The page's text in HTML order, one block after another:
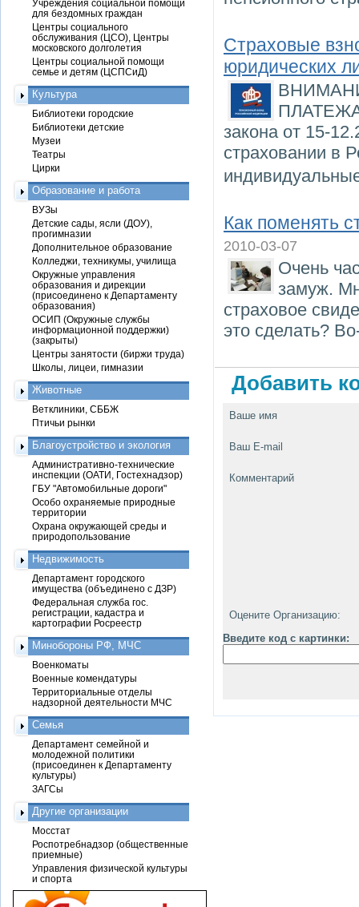
Страховые
юридических
ПЛАТЕЖА
закона от 15-
страховании в
Как поменять
2010-03-07
Очень
замуж.
страховое
это сделать?
Добавить
Ваше имя
Ваш E-mail
Комментарий
Оцените Организацию:
Введите код с картинки:
Учреждения социальной помощи
для бездомных граждан
Центры социального
обслуживания (ЦСО), Центры
московского долголетия
Центры социальной помощи
семье и детям (ЦСПСиД)
Культура
Библиотеки городские
Библиотеки детские
Музеи
Театры
Цирки
Образование и работа
ВУЗы
Детские сады, ясли (ДОУ),
прогимназии
Дополнительное образование
Колледжи, техникумы, училища
Окружные управления
образования и дирекции
(присоединено к Департаменту
образования)
ОСИП (Окружные службы
информационной поддержки)
(закрыты)
Центры занятости (биржи труда)
Школы, лицеи, гимназии
Животные
Ветклиники, СББЖ
Птичьи рынки
Благоустройство и экология
Административно-технические
инспекции (ОАТИ, Гостехнадзор)
ГБУ "Автомобильные дороги"
Особо охраняемые природные
территории
Охрана окружающей среды и
природопользование
Недвижимость
Департамент городского
имущества (объединено с ДЗР)
Федеральная служба гос.
регистрации, кадастра и
картографии Росреестр
Минобороны РФ, МЧС
Военкоматы
Военные комендатуры
Территориальные отделы
надзорной деятельности МЧС
Семья
Департамент семейной и
молодежной политики
(присоединен к Департаменту
культуры)
ЗАГСы
Другие организации
Мосстат
Роспотребнадзор (общественные
приемные)
Управления физической культуры
и спорта